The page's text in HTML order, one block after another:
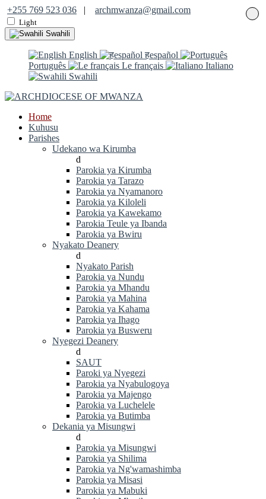
+255 769 523 036 | archmwanza@gmail.com
Light
Swahili
English
हespañol
Português
Le français
Italiano
Swahili
Home
Kuhusu
Parishes
Udekano wa Kirumba
d
Parokia ya Kirumba
Parokia ya Tarazo
Parokia ya Nyamanoro
Parokia ya Kiloleli
Parokia ya Kawekamo
Parokia Teule ya Ibanda
Parokia ya Bwiru
Nyakato Deanery
d
Nyakato Parish
Parokia ya Nundu
Parokia ya Mhandu
Parokia ya Mahina
Parokia ya Kahama
Parokia ya Ihago
Parokia ya Busweru
Nyegezi Deanery
d
SAUT
Paroki ya Nyegezi
Parokia ya Nyabulogoya
Parokia ya Majengo
Parokia ya Luchelele
Parokia ya Butimba
Dekania ya Misungwi
d
Parokia ya Misungwi
Parokia ya Shilima
Parokia ya Ng'wamashimba
Parokia ya Misasi
Parokia ya Mabuki